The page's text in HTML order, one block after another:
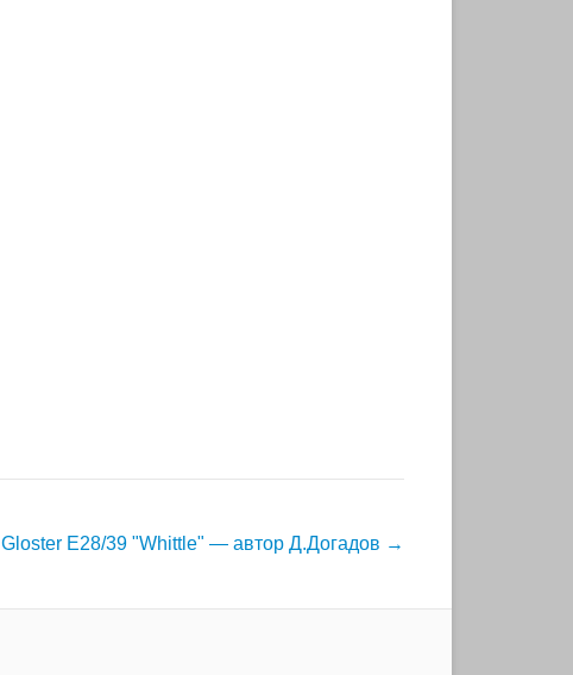
Gloster E28/39 "Whittle" — автор Д.Догадов →